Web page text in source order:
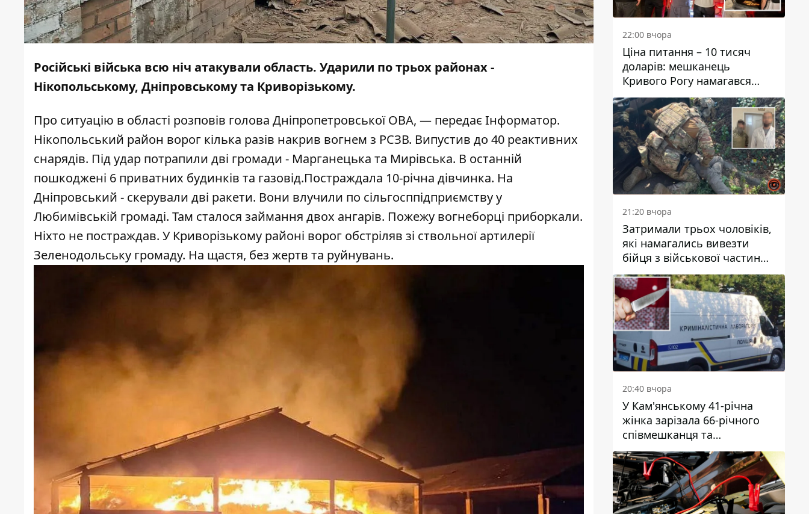
Російські війська всю ніч атакували область. Ударили по трьох районах -
Нікопольському, Дніпровському та Криворізькому.
Про ситуацію в області розповів голова Дніпропетровської ОВА, — передає Інформатор.
Нікопольський район ворог кілька разів накрив вогнем з РСЗВ. Випустив до 40 реактивних
снарядів. Під удар потрапили дві громади - Марганецька та Мирівська. В останній
пошкоджені 6 приватних будинків та газовід.Постраждала 10-річна дівчинка. На
Дніпровський - скерували дві ракети. Вони влучили по сільгосппідприємству у
Любимівській громаді. Там сталося займання двох ангарів. Пожежу вогнеборці приборкали.
Ніхто не постраждав. У Криворізькому районі ворог обстріляв зі ствольної артилерії
Зеленодольську громаду. На щастя, без жертв та руйнувань.
22:00 вчора
Ціна питання – 10 тисяч
доларів: мешканець
Кривого Рогу намагався
переправити чоловіка до
Словаччини
21:20 вчора
Затримали трьох чоловіків,
які намагались вивезти
бійця з військової частини
до Дніпра за 7 тисяч
доларів: серед них був лікар
20:40 вчора
У Кам'янському 41-річна
жінка зарізала 66-річного
співмешканця та
намагалась обманути
поліцейських